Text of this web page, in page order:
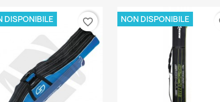
DISPONIBILE favorite_border NON DISPONIBILE